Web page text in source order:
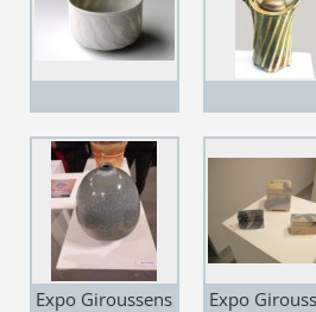
Expo Giroussens
Expo